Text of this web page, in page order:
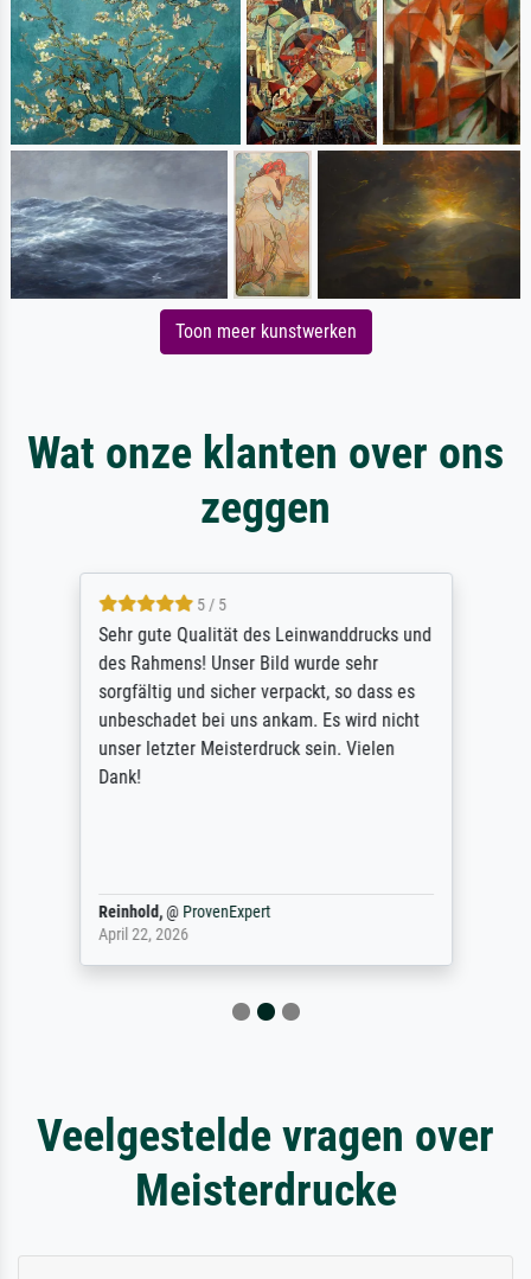
Toon meer kunstwerken
Wat onze klanten over ons
zeggen
5 / 5
Sehr gute Qualität des Leinwanddrucks und
des Rahmens! Unser Bild wurde sehr
sorgfältig und sicher verpackt, so dass es
unbeschadet bei uns ankam. Es wird nicht
unser letzter Meisterdruck sein. Vielen
Dank!
Reinhold,@ ProvenExpert
April 22, 2026
Veelgestelde vragen over
Meisterdrucke